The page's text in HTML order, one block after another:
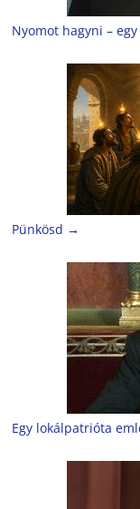
Nyomot hagyni –
Pünkösd →
Egy lokálpatrióta